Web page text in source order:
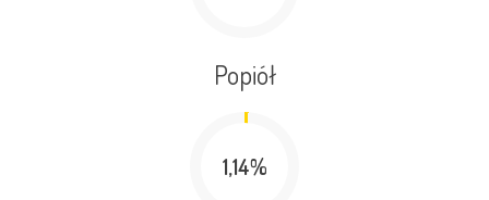
Popiół
1,14%